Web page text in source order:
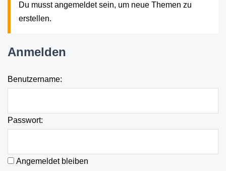
Du musst angemeldet sein, um neue Themen zu
erstellen.
Anmelden
Benutzername:
Passwort:
Angemeldet bleiben